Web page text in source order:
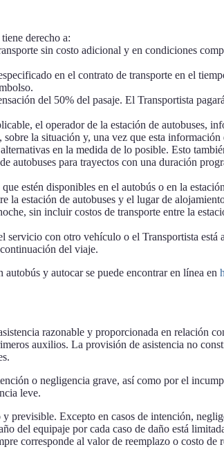
derecho a:
sin costo adicional y en condiciones
en el contrato de transporte en el
del 50% del pasaje. El Transportista
el operador de la estación de autobuses,
la situación y, una vez que esta
en la medida de lo posible. Esto
autobuses para trayectos con una duración
estén disponibles en el autobús o en la
estación de autobuses y el lugar de
sin incluir costos de transporte entre la
con otro vehículo o el Transportista está
del viaje.
y autocar se puede encontrar en línea en
razonable y proporcionada en relación
auxilios. La provisión de asistencia no
o negligencia grave, así como por el
leve.
previsible. Excepto en casos de intención,
del equipaje por cada caso de daño está
corresponde al valor de reemplazo o costo de